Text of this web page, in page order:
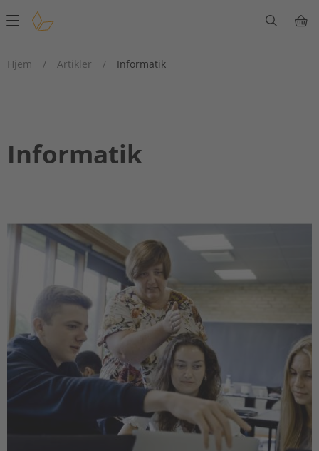
Main
Hjem
/ Artikler / Informatik
Informatik